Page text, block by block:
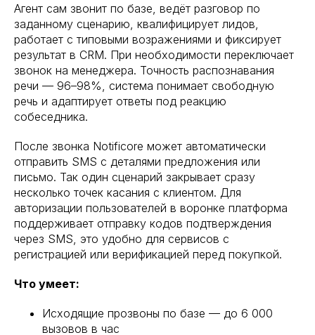
Агент сам звонит по базе, ведёт разговор по
заданному сценарию, квалифицирует лидов,
работает с типовыми возражениями и фиксирует
результат в CRM. При необходимости переключает
звонок на менеджера. Точность распознавания
речи — 96–98%, система понимает свободную
речь и адаптирует ответы под реакцию
собеседника.
После звонка Notificore может автоматически
отправить SMS с деталями предложения или
письмо. Так один сценарий закрывает сразу
несколько точек касания с клиентом. Для
авторизации пользователей в воронке платформа
поддерживает отправку кодов подтверждения
через SMS, это удобно для сервисов с
регистрацией или верификацией перед покупкой.
Что умеет:
Исходящие прозвоны по базе — до 6 000
вызовов в час